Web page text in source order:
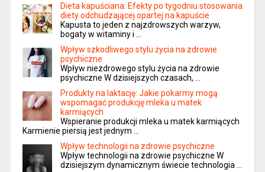
Dieta kapuściana: Efekty po tygodniu stosowania
diety odchudzającej opartej na kapuście
Kapusta to jeden z najzdrowszych warzyw,
bogaty w witaminy i …
Wpływ szkodliwego stylu życia na zdrowie
psychiczne
Wpływ niezdrowego stylu życia na zdrowie
psychiczne W dzisiejszych czasach, …
Produkty na laktację: Jakie pokarmy mogą
wspomagać produkcję mleka u matek
karmiących
Wspieranie produkcji mleka u matek karmiących
Karmienie piersią jest jednym …
Wpływ technologii na zdrowie psychiczne
Wpływ technologii na zdrowie psychiczne W
dzisiejszym dynamicznym świecie technologia …